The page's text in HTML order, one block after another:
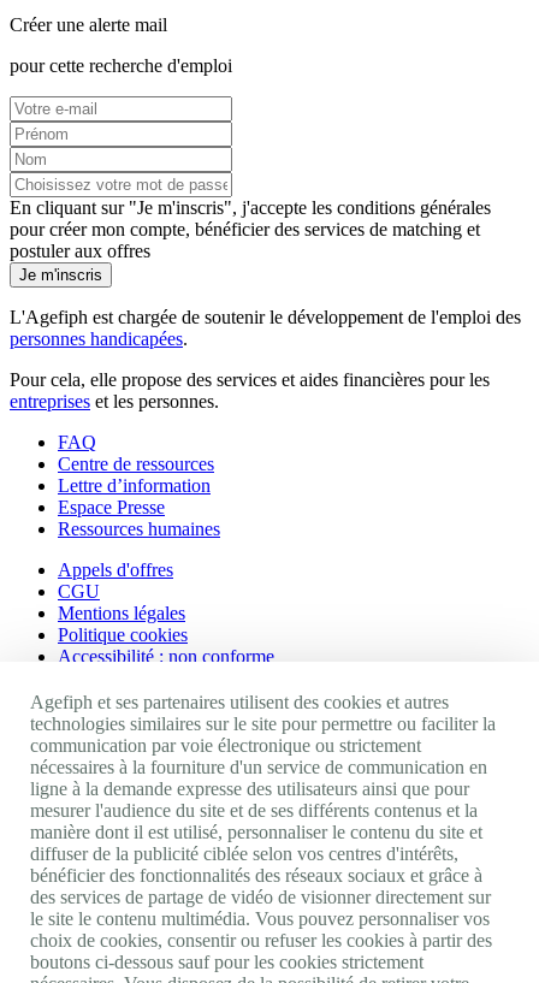
Créer une alerte mail
pour cette recherche d'emploi
En cliquant sur "Je m'inscris", j'accepte les conditions générales
pour créer mon compte, bénéficier des services de matching et
postuler aux offres
Je m'inscris
L'Agefiph est chargée de soutenir le développement de l'emploi des
personnes handicapées.
Pour cela, elle propose des services et aides financières pour les
entreprises et les personnes.
FAQ
Centre de ressources
Lettre d’information
Espace Presse
Ressources humaines
Appels d'offres
CGU
Mentions légales
Politique cookies
Accessibilité : non conforme
Nos autres sites
Site portail Agefiph
Activateur de progrès
Handinnov
Innovation et recherche
Université du RRH
Service AppuiPro
Nous suivre
Youtube
Agefiph et ses partenaires utilisent des cookies et autres
technologies similaires sur le site pour permettre ou faciliter la
communication par voie électronique ou strictement
nécessaires à la fourniture d'un service de communication en
ligne à la demande expresse des utilisateurs ainsi que pour
mesurer l'audience du site et de ses différents contenus et la
manière dont il est utilisé, personnaliser le contenu du site et
diffuser de la publicité ciblée selon vos centres d'intérêts,
bénéficier des fonctionnalités des réseaux sociaux et grâce à
des services de partage de vidéo de visionner directement sur
le site le contenu multimédia. Vous pouvez personnaliser vos
choix de cookies, consentir ou refuser les cookies à partir des
boutons ci-dessous sauf pour les cookies strictement